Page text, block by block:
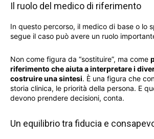
Il ruolo del medico di riferimento
In questo percorso, il medico di base o lo
segue il caso può avere un ruolo
Non come figura da “sostituire”, ma come
riferimento che aiuta a interpretare i
costruire una sintesi. È una figura che
storia clinica, le priorità della persona. E
devono prendere decisioni, conta.
Un equilibrio tra fiducia e